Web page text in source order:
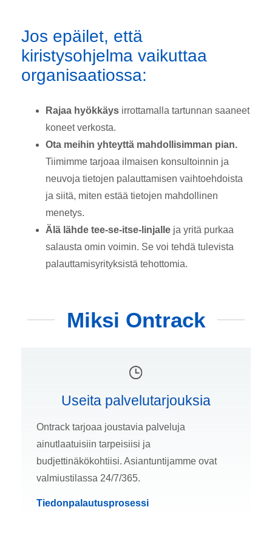
Jos epäilet, että
kiristysohjelma vaikuttaa
organisaatiossa:
Rajaa hyökkäys irrottamalla tartunnan saaneet
koneet verkosta.
Ota meihin yhteyttä mahdollisimman pian.
Tiimimme tarjoaa ilmaisen konsultoinnin ja
neuvoja tietojen palauttamisen vaihtoehdoista
ja siitä, miten estää tietojen mahdollinen
menetys.
Älä lähde tee-se-itse-linjalle ja yritä purkaa
salausta omin voimin. Se voi tehdä tulevista
palauttamisyrityksistä tehottomia.
Miksi Ontrack
Useita palvelutarjouksia
Ontrack tarjoaa joustavia palveluja
ainutlaatuisiin tarpeisiisi ja
budjettinäkökohtiisi. Asiantuntijamme ovat
valmiustilassa 24/7/365.
Tiedonpalautusprosessi